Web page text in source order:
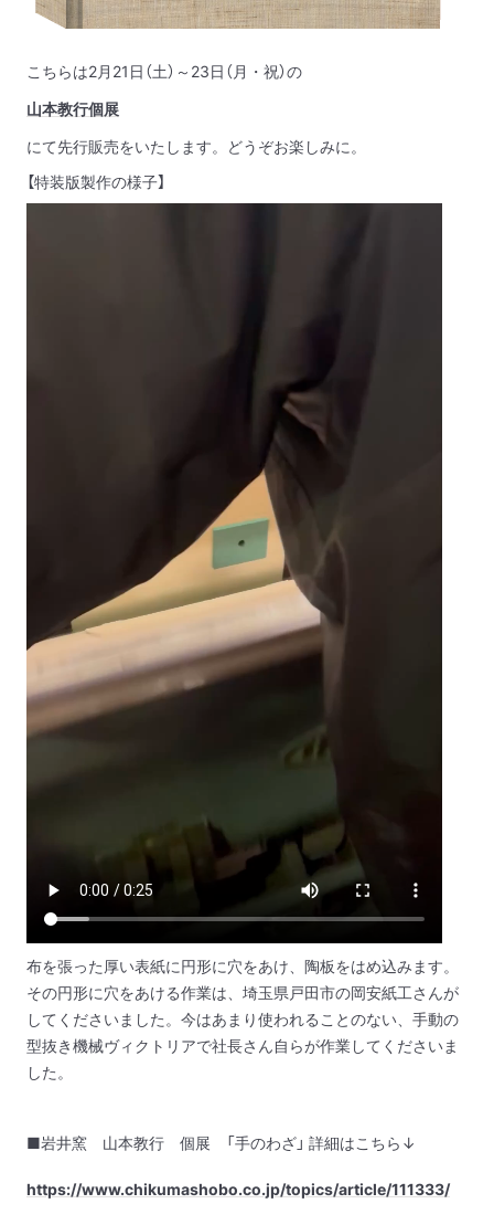
こちらは2月 21 日（土）～ 23日（月・祝）の
山本教行個展
にて先行販売をいたします。どうぞお楽しみに。
【特装版製作の様子】
布を張った厚い表紙に円形に穴をあけ、陶板をはめ込みます。
その円形に穴をあける作業は、埼玉県戸田市の岡安紙工さんが
してくださいました。 今はあまり使われることのない、手動の
型抜き機械ヴィクトリアで社長さん自らが作業してくださいま
した。
■岩井窯 山本教行 個展 「手のわざ」 詳細はこちら↓
https://www.chikumashobo.co.jp/topics/article/111333/